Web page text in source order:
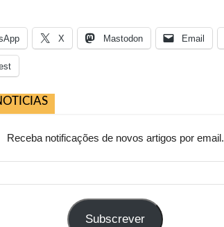
X Mastodon Email
Receba notificações de novos artigos por email.
Subscrever